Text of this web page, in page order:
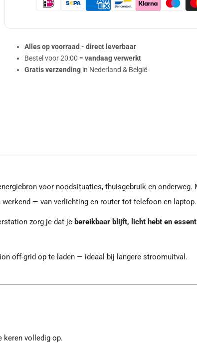
Alles op voorraad - direct leverbaar
Bestel voor 20:00 = vandaag verwerkt
Gratis verzending in Nederland & België
voor noodsituaties, thuisgebruik en onderweg.
— van verlichting en router tot telefoon en laptop.
zorg je dat je bereikbaar blijft, licht hebt en
off-grid op te laden — ideaal bij langere stroomuitval.
keren volledig op.